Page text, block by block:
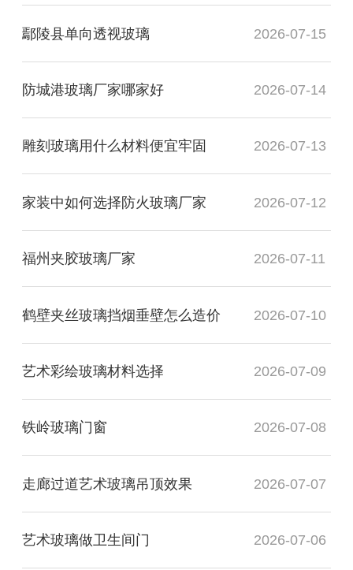
鄢陵县单向透视玻璃 2026-07-15
防城港玻璃厂家哪家好 2026-07-14
雕刻玻璃用什么材料便宜牢固 2026-07-13
家装中如何选择防火玻璃厂家 2026-07-12
福州夹胶玻璃厂家 2026-07-11
鹤壁夹丝玻璃挡烟垂壁怎么造价 2026-07-10
艺术彩绘玻璃材料选择 2026-07-09
铁岭玻璃门窗 2026-07-08
走廊过道艺术玻璃吊顶效果 2026-07-07
艺术玻璃做卫生间门 2026-07-06